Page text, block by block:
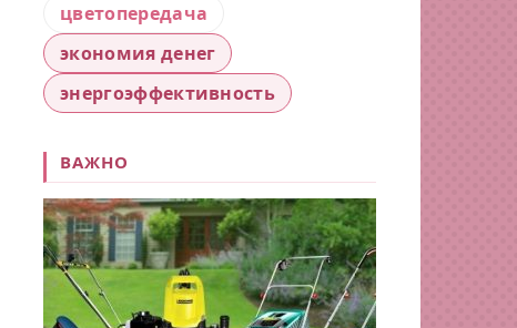
цветопередача
экономия денег
энергоэффективность
ВАЖНО